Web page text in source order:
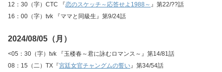
12：30（字）CTC 『恋のスケッチ～応答せよ1988～ 』第22/??話
16：00（字）tvk 『ママと同級生』第9/24話
2024/08/05（月）
<05：30（字）tvk 『玉楼春～君に詠むロマンス～』第14/81話
08：15（二）TX『宮廷女官チャングムの誓い』第34/54話